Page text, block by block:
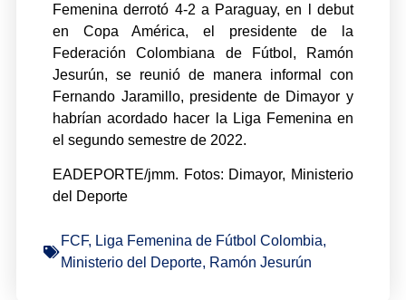
Femenina derrotó 4-2 a Paraguay, en l debut
en Copa América, el presidente de la
Federación Colombiana de Fútbol, Ramón
Jesurún, se reunió de manera informal con
Fernando Jaramillo, presidente de Dimayor y
habrían acordado hacer la Liga Femenina en
el segundo semestre de 2022.
EADEPORTE/jmm. Fotos: Dimayor, Ministerio
del Deporte
FCF, Liga Femenina de Fútbol Colombia,
Ministerio del Deporte, Ramón Jesurún